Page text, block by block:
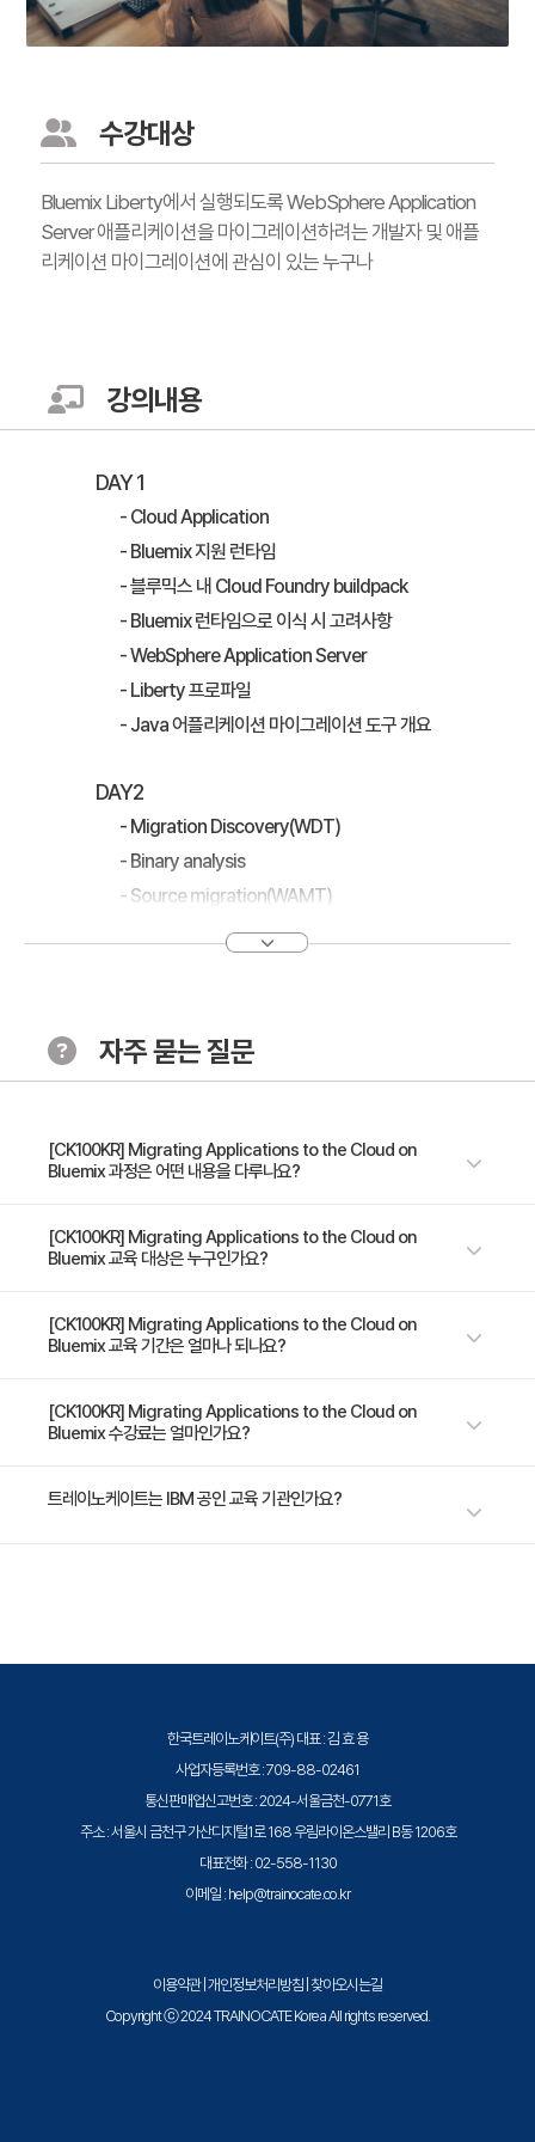
수강대상
Bluemix Liberty에서 실행되도록 WebSphere Application
Server 애플리케이션을 마이그레이션하려는 개발자 및 애플
리케이션 마이그레이션에 관심이 있는 누구나
강의내용
DAY 1
- Cloud Application
- Bluemix 지원 런타임
- 블루믹스 내 Cloud Foundry buildpack
- Bluemix 런타임으로 이식 시 고려사항
- WebSphere Application Server
- Liberty 프로파일
- Java 어플리케이션 마이그레이션 도구 개요
DAY2
- Migration Discovery(WDT)
- Binary analysis
- Source migration(WAMT)
- Config migration(WCMT)
자주 묻는 질문
[CK100KR] Migrating Applications to the Cloud on
Bluemix 과정은 어떤 내용을 다루나요?
간단한 재구성부터 마이그레이션에 이르기까지 클라우드에서 실행되도록
Java 응용 프로그램을 마이그레이션하는 방법에 대해 배울 수 있다.
[CK100KR] Migrating Applications to the Cloud on
Bluemix 교육 대상은 누구인가요?
Bluemix Liberty에서 실행되도록 WebSphere Application Server 애플
리케이션을 마이그레이션하려는 개발자 및 애플리케이션 마이그레이션에
[CK100KR] Migrating Applications to the Cloud on
Bluemix 교육 기간은 얼마나 되나요?
2일 과정입니다. 상세 일정은 교육 페이지에서 확인하실 수 있습니다.
[CK100KR] Migrating Applications to the Cloud on
Bluemix 수강료는 얼마인가요?
수강료는 1,500,000원(VAT 별도)입니다. 고용보험 환급 및 기업 할인 혜택
트레이노케이트는 IBM 공인 교육 기관인가요?
한국트레이노케이트(주) 대표 : 김 효 용
사업자등록번호 : 709-88-02461
통신판매업신고번호 : 2024-서울금천-0771호
주소 : 서울시 금천구 가산디지털1로 168 우림라이온스밸리 B동 1206호
대표전화 : 02-558-1130
이메일 : help@trainocate.co.kr
이용약관| 개인정보처리방침 찾아오시는길
Copyright ⓒ 2024 TRAINOCATE Korea All rights reserved.